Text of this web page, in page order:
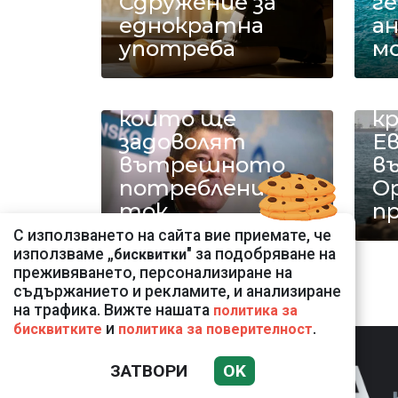
еднократна
употреба
Имаме
въглищни
които ще
задоволят
вътрешното
потребление на
ток
С използването на сайта вие приемате, че
използваме „бисквитки" за подобряване на
преживяването, персонализиране на
съдържанието и рекламите, и анализиране
на трафика. Вижте нашата политика за
бисквитките и политика за поверителност.
ЗАТВОРИ OK